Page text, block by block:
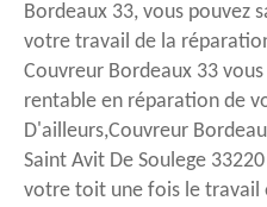
Bordeaux 33, vous pouvez
votre travail de la
Couvreur Bordeaux 33
rentable en réparation de
D'ailleurs,Couvreur
Saint Avit De Soulege
votre toit une fois le travail